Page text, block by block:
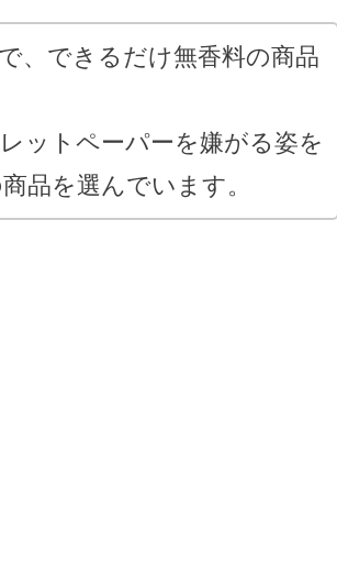
、できるだけ無香料の商品
ットペーパーを嫌がる姿を
品を選んでいます。